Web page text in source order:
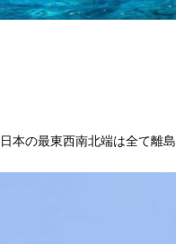
日本の最東西南北端は全て離島